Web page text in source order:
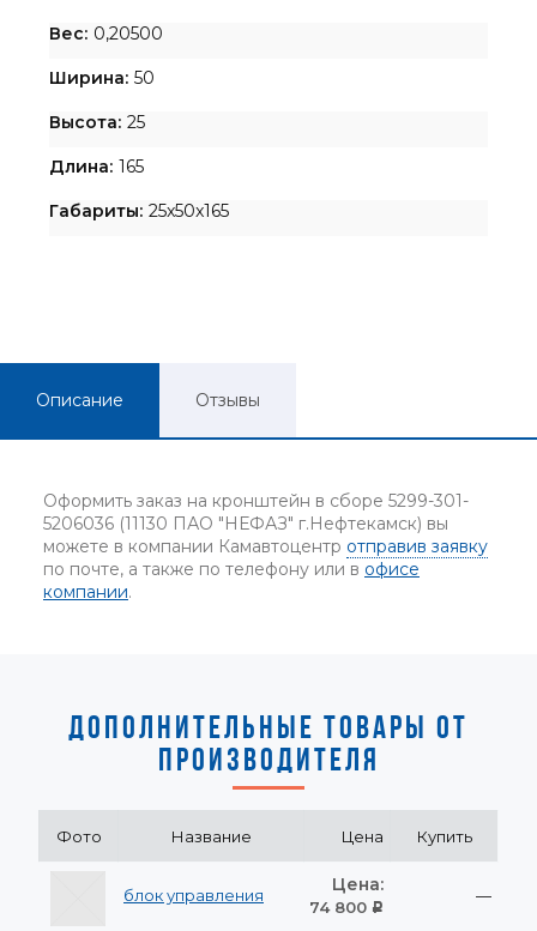
Вес: 0,20500
Ширина: 50
Высота: 25
Длина: 165
Габариты: 25x50x165
Описание Отзывы
Оформить заказ на кронштейн в сборе 5299-301-
5206036 (11130 ПАО "НЕФАЗ" г.Нефтекамск) вы
можете в компании Камавтоцентр отправив заявку
по почте, а также по телефону или в офисе
компании.
ДОПОЛНИТЕЛЬНЫЕ ТОВАРЫ ОТ
ПРОИЗВОДИТЕЛЯ
Фото Название Цена Купить
блок управления Цена:
74 800 Р
—